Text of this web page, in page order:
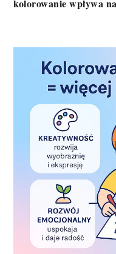
kolorowanie wpływa